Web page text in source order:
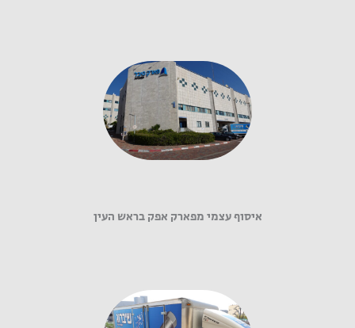
איסוף עצמי מפארק אפק בראש העין